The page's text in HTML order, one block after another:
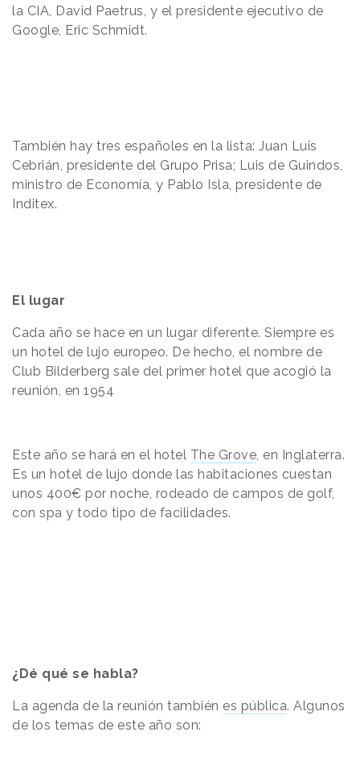
la CIA, David Paetrus, y el presidente ejecutivo de
Google, Eric Schmidt.
También hay tres españoles en la lista: Juan Luis
Cebrián, presidente del Grupo Prisa; Luis de Guindos,
ministro de Economía, y Pablo Isla, presidente de
Inditex.
El lugar
Cada año se hace en un lugar diferente. Siempre es
un hotel de lujo europeo. De hecho, el nombre de
Club Bilderberg sale del primer hotel que acogió la
reunión, en 1954
Este año se hará en el hotel The Grove , en Inglaterra.
Es un hotel de lujo donde las habitaciones cuestan
unos 400€ por noche, rodeado de campos de golf,
con spa y todo tipo de facilidades.
¿Dé qué se habla?
La agenda de la reunión también es pública. Algunos
de los temas de este año son: